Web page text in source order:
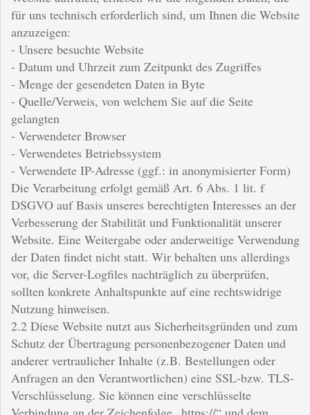
für uns technisch erforderlich sind, um Ihnen die Website
anzuzeigen:
- Unsere besuchte Website
- Datum und Uhrzeit zum Zeitpunkt des Zugriffes
- Menge der gesendeten Daten in Byte
- Quelle/Verweis, von welchem Sie auf die Seite
gelangten
- Verwendeter Browser
- Verwendetes Betriebssystem
- Verwendete IP-Adresse (ggf.: in anonymisierter Form)
Die Verarbeitung erfolgt gemäß Art. 6 Abs. 1 lit. f
DSGVO auf Basis unseres berechtigten Interesses an der
Verbesserung der Stabilität und Funktionalität unserer
Website. Eine Weitergabe oder anderweitige Verwendung
der Daten findet nicht statt. Wir behalten uns allerdings
vor, die Server-Logfiles nachträglich zu überprüfen,
sollten konkrete Anhaltspunkte auf eine rechtswidrige
Nutzung hinweisen.
2.2 Diese Website nutzt aus Sicherheitsgründen und zum
Schutz der Übertragung personenbezogener Daten und
anderer vertraulicher Inhalte (z.B. Bestellungen oder
Anfragen an den Verantwortlichen) eine SSL-bzw. TLS-
Verschlüsselung. Sie können eine verschlüsselte